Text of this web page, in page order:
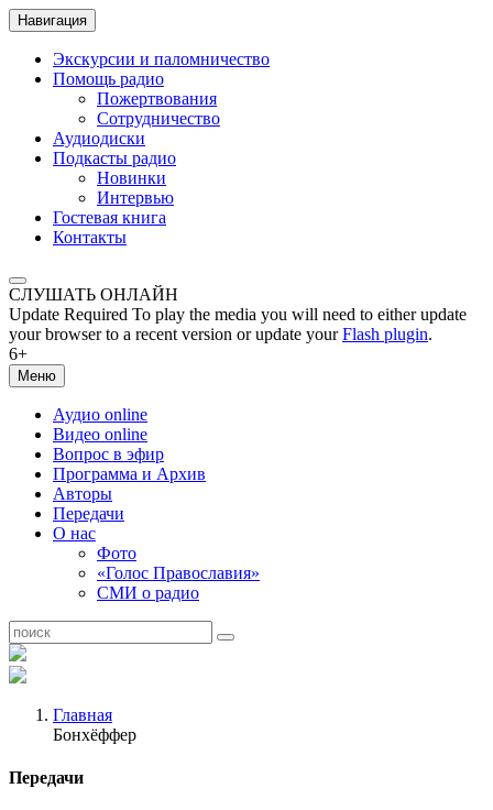
Навигация
Экскурсии и паломничество
Помощь радио
Пожертвования
Сотрудничество
Аудиодиски
Подкасты радио
Новинки
Интервью
Гостевая книга
Контакты
СЛУШАТЬ ОНЛАЙН
Update Required To play the media you will need to either update
your browser to a recent version or update yourFlash plugin.
6+
Меню
Аудио online
Видео online
Вопрос в эфир
Программа и Архив
Авторы
Передачи
О нас
Фото
«Голос Православия»
СМИ о радио
Главная
Бонхёффер
Передачи